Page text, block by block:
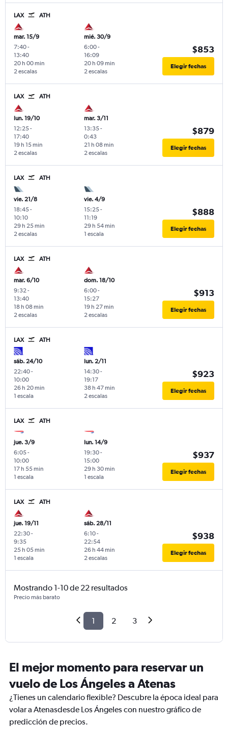
LAX ATH
mar. 15/9
7:40-
13:40
2 escalas
20 h 00 min
mié. 30/9
6:00-
16:09
2 escalas
20 h 09 min
$853
Elegir fechas
LAX ATH
lun. 19/10
12:25-
17:40
2 escalas
19 h 15 min
mar. 3/11
13:35-
0:43
2 escalas
21 h 08 min
$879
Elegir fechas
LAX ATH
vie. 21/8
18:45-
10:10
2 escalas
29 h 25 min
vie. 4/9
15:25-
11:19
1 escala
29 h 54 min
$888
Elegir fechas
LAX ATH
mar. 6/10
9:32 -
13:40
2 escalas
18 h 08 min
dom. 18/10
6:00-
15:27
2 escalas
19 h 27 min
$913
Elegir fechas
LAX ATH
sáb. 24/10
22:40-
10:00
1 escala
26 h 20 min
lun. 2/11
14:30-
19:17
2 escalas
38 h 47 min
$923
Elegir fechas
LAX ATH
jue. 3/9
6:05-
10:00
1 escala
17 h 55 min
lun. 14/9
19:30-
15:00
1 escala
29 h 30 min
$937
Elegir fechas
LAX ATH
jue. 19/11
22:30-
9:35
1 escala
25 h 05 min
sáb. 28/11
6:10-
22:54
2 escalas
26 h 44 min
$938
Elegir fechas
Mostrando 1-10 de 22 resultados
Precio más barato
1 2 3
El mejor momento para reservar un
vuelo de Los Ángeles a Atenas
¿Tienes un calendario flexible? Descubre la época ideal para
volar a Atenasdesde Los Ángeles con nuestro gráfico de
predicción de precios.